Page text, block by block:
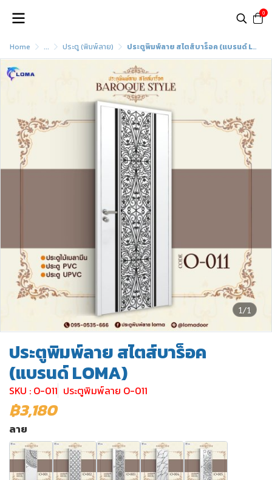
0
Home ... ประตู (พิมพ์ลาย) ประตูพิมพ์ลาย สไตส์บาร็อค (แบรนด์ LOMA)
1/1
ประตูพิมพ์ลาย สไตส์บาร็อค
(แบรนด์ LOMA)
SKU : O-011 ประตูพิมพ์ลาย O-011
฿3,180
ลาย